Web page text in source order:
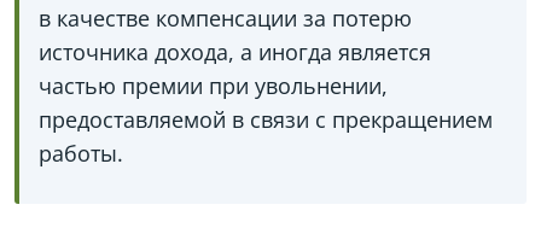
в качестве компенсации за потерю
источника дохода, а иногда является
частью премии при увольнении,
предоставляемой в связи с прекращением
работы.